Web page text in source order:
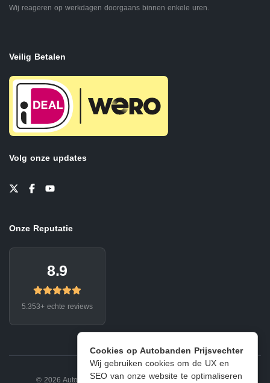
Cookies op Autobanden Prijsvechter
Wij gebruiken cookies om de UX en
SEO van onze website te optimaliseren
Wij reageren op werkdagen doorgaans binnen enkele uren.
Veilig Betalen
Volg onze updates
Onze Reputatie
8.9
5.353+ echte reviews
© 2026 Autobanden Prijsvechter. Privacy | Voorwaarden